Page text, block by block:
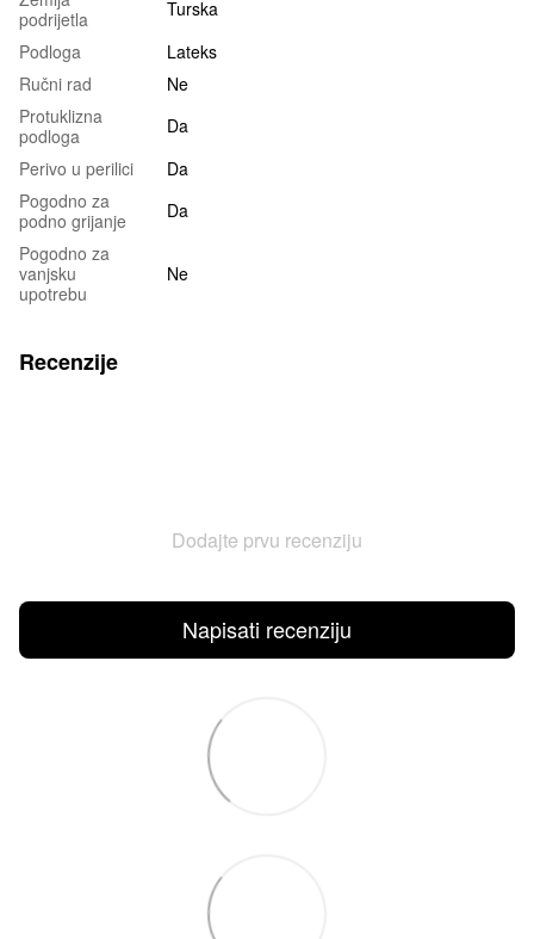
podrijetla
Turska
Podloga
Lateks
Ručni rad
Ne
Protuklizna
podloga
Da
Perivo u perilici
Da
Pogodno za
podno grijanje
Da
Pogodno za
vanjsku
upotrebu
Ne
Recenzije
Dodajte prvu recenziju
Napisati recenziju